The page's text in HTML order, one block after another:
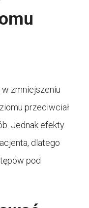
zmniejszeniu
przeciwciał
Jednak efekty
dlatego
pod